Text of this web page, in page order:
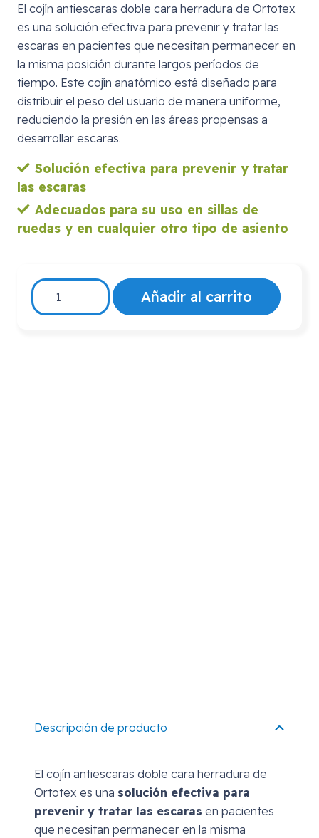
El cojín antiescaras doble cara herradura de Ortotex
es una solución efectiva para prevenir y tratar las
escaras en pacientes que necesitan permanecer en
la misma posición durante largos períodos de
tiempo. Este cojín anatómico está diseñado para
distribuir el peso del usuario de manera uniforme,
reduciendo la presión en las áreas propensas a
desarrollar escaras.
Solución efectiva para prevenir y tratar
las escaras
Adecuados para su uso en sillas de
ruedas y en cualquier otro tipo de asiento
Cojín
Antiescaras
Añadir al carrito
Descripción de producto
El cojín antiescaras doble cara herradura de
Ortotex es una solución efectiva para
prevenir y tratar las escaras en pacientes
que necesitan permanecer en la misma